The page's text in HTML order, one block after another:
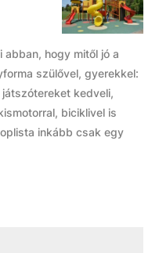
abban, hogy mitől jó a
szülővel, gyerekkel:
kedveli,
biciklivel is
inkább csak egy